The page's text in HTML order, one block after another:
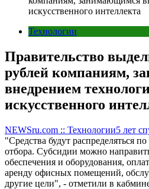
искусственного интеллекта
Технологии
Правительство
рублей компаниям,
внедрением
искусственного
NEWSru.com :: Технологии5 лет
"Средства будут распределяться
отбора. Субсидии можно
обеспечения и оборудования,
аренду офисных помещений,
другие цели", - отметили в